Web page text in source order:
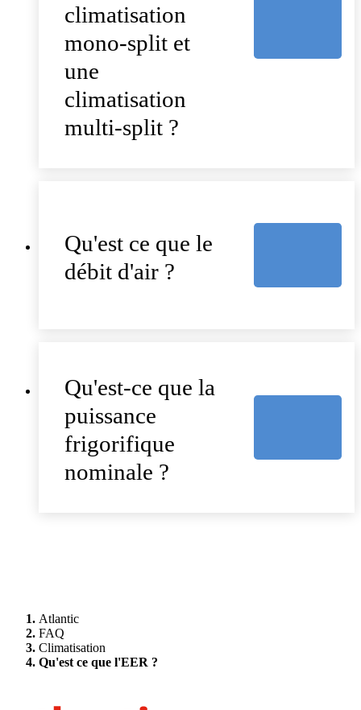
climatisation
mono-split et
une
climatisation
multi-split ?
Qu'est ce que le
débit d'air ?
Qu'est-ce que la
puissance
frigorifique
nominale ?
Atlantic
FAQ
Climatisation
Qu'est ce que l'EER ?